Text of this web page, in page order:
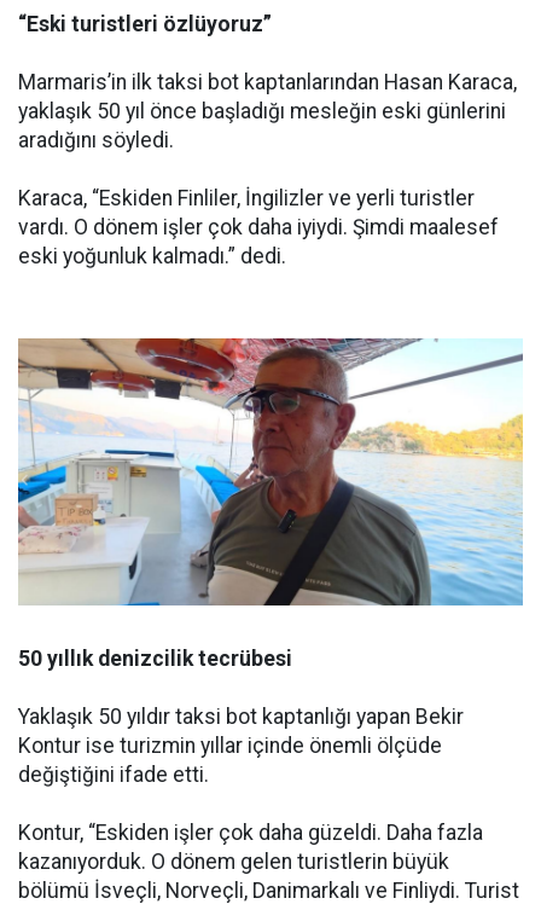
“Eski turistleri özlüyoruz”
Marmaris’in ilk taksi bot kaptanlarından Hasan Karaca,
yaklaşık 50 yıl önce başladığı mesleğin eski günlerini
aradığını söyledi.
Karaca, “Eskiden Finliler, İngilizler ve yerli turistler
vardı. O dönem işler çok daha iyiydi. Şimdi maalesef
eski yoğunluk kalmadı.” dedi.
50 yıllık denizcilik tecrübesi
Yaklaşık 50 yıldır taksi bot kaptanlığı yapan Bekir
Kontur ise turizmin yıllar içinde önemli ölçüde
değiştiğini ifade etti.
Kontur, “Eskiden işler çok daha güzeldi. Daha fazla
kazanıyorduk. O dönem gelen turistlerin büyük
bölümü İsveçli, Norveçli, Danimarkalı ve Finliydi. Turist